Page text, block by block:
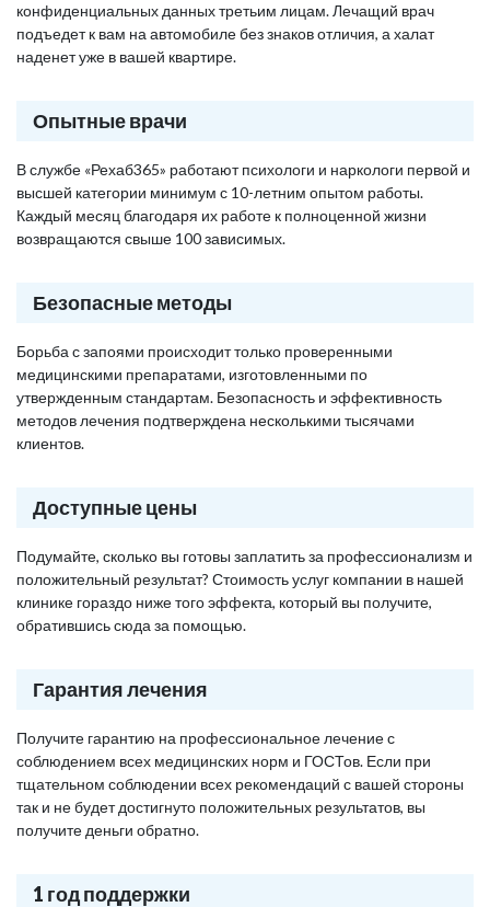
конфиденциальных данных третьим лицам. Лечащий врач
подъедет к вам на автомобиле без знаков отличия, а халат
наденет уже в вашей квартире.
Опытные врачи
В службе «Рехаб365» работают психологи и наркологи первой и
высшей категории минимум с 10-летним опытом работы.
Каждый месяц благодаря их работе к полноценной жизни
возвращаются свыше 100 зависимых.
Безопасные методы
Борьба с запоями происходит только проверенными
медицинскими препаратами, изготовленными по
утвержденным стандартам. Безопасность и эффективность
методов лечения подтверждена несколькими тысячами
клиентов.
Доступные цены
Подумайте, сколько вы готовы заплатить за профессионализм и
положительный результат? Стоимость услуг компании в нашей
клинике гораздо ниже того эффекта, который вы получите,
обратившись сюда за помощью.
Гарантия лечения
Получите гарантию на профессиональное лечение с
соблюдением всех медицинских норм и ГОСТов. Если при
тщательном соблюдении всех рекомендаций с вашей стороны
так и не будет достигнуто положительных результатов, вы
получите деньги обратно.
1 год поддержки